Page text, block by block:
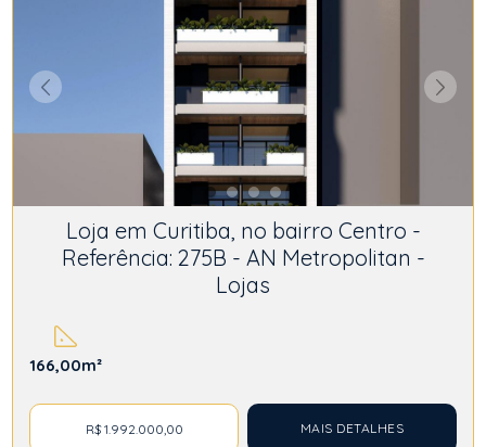
Loja em Curitiba, no bairro Centro -
Referência: 275B - AN Metropolitan -
Lojas
166,00m²
R$ 1.992.000,00 MAIS DETALHES